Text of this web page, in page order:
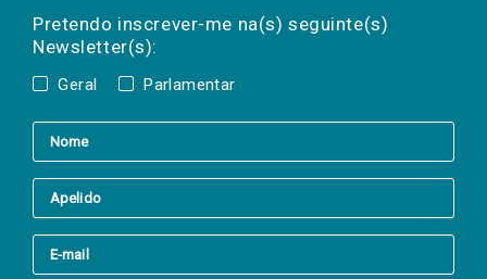
Pretendo inscrever-me na(s) seguinte(s)
Newsletter(s):
Geral Parlamentar
a(s) newsletter(s).
mail